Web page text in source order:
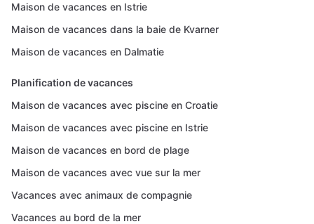
Maison de vacances en Istrie
Maison de vacances dans la baie de Kvarner
Maison de vacances en Dalmatie
Planification de vacances
Maison de vacances avec piscine en Croatie
Maison de vacances avec piscine en Istrie
Maison de vacances en bord de plage
Maison de vacances avec vue sur la mer
Vacances avec animaux de compagnie
Vacances au bord de la mer